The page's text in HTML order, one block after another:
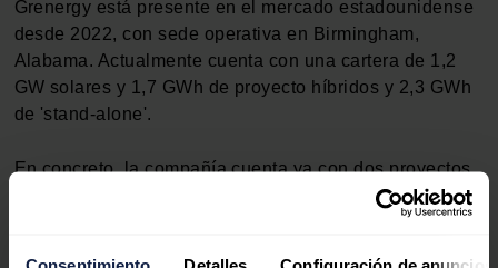
Consentimiento Detalles Configuración de anuncios
Grenergy está presente en el mercado estadounidense
desde 2022, con sede operativa en Birmingham,
Alabama. Actualmente cuenta con una cartera de 1,2
GW solares y 1,7 GWh de proyecto híbridos y 2,3 GWh
de 'stand-alone'.
En concreto, la compañía cuenta ya con dos proyectos
de 'stand-alone' ya operativos: Stadium (25 MWh) y La